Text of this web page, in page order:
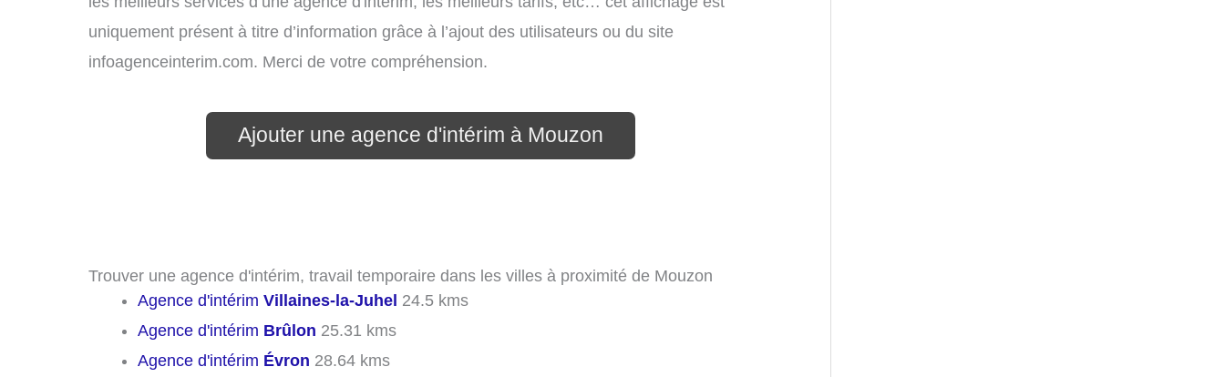
uniquement présent à titre d’information grâce à l’ajout des utilisateurs ou du site
infoagenceinterim.com. Merci de votre compréhension.
Ajouter une agence d'intérim à Mouzon
Trouver une agence d'intérim, travail temporaire dans les villes à proximité de Mouzon
Agence d'intérim Villaines-la-Juhel 24.5 kms
Agence d'intérim Brûlon 25.31 kms
Agence d'intérim Évron 28.64 kms